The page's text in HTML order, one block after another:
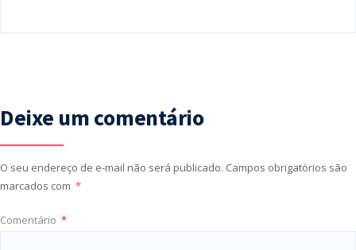
Deixe um comentário
O seu endereço de e-mail não será publicado. Campos obrigatórios são
marcados com *
Comentário *